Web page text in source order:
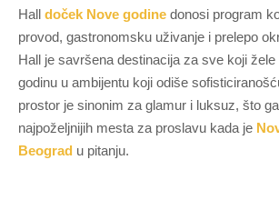
Hall doček Nove godine donosi program
provod, gastronomsku uživanje i prelepo
Hall je savršena destinacija za sve koji žele
godinu u ambijentu koji odiše
prostor je sinonim za glamur i luksuz, što
najpoželjnijih mesta za proslavu kada je
Beograd u pitanju.